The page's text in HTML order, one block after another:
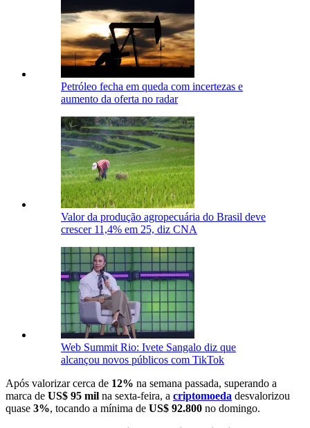
Petróleo fecha em queda com incertezas e
aumento da oferta no radar
Valor da produção agropecuária do Brasil deve
crescer 11,4% em 25, diz CNA
Web Summit Rio: Ivete Sangalo diz que
alcançou novos públicos com TikTok
Após valorizar cerca de 12% na semana passada, superando a
marca de US$ 95 mil na sexta-feira, a criptomoeda desvalorizou
quase 3%, tocando a mínima de US$ 92.800 no domingo.